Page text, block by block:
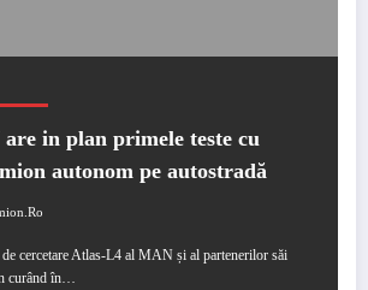
in plan primele teste cu
autonom pe autostradă
cercetare Atlas-L4 al MAN și al partenerilor săi
curând în…